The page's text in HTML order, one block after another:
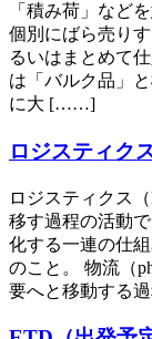
「積み荷」など
個別にばら売り
るいはまとめて
は「バルク品」
に大 [……]
ロジスティク
ロジスティクス
移す過程の活動
化する一連の仕
のこと。 物流（
要へと移動する